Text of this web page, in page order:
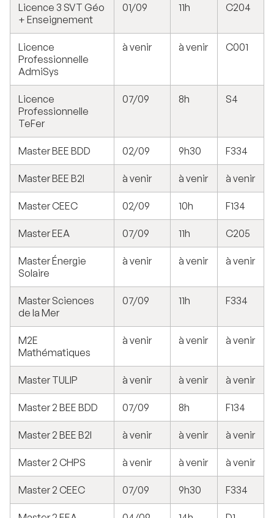
Licence 3 SVT Géo
+ Enseignement
01/09 11h C204
Licence
Professionnelle
AdmiSys
à venir à venir C001
Licence
Professionnelle
TeFer
07/09 8h S4
Master BEE BDD 02/09 9h30 F334
Master BEE B2I à venir à venir à venir
Master CEEC 02/09 10h F134
Master EEA 07/09 11h C205
Master Énergie
Solaire
à venir à venir à venir
Master Sciences
de la Mer
07/09 11h F334
M2E
Mathématiques
à venir à venir à venir
Master TULIP à venir à venir à venir
Master 2 BEE BDD 07/09 8h F134
Master 2 BEE B2I à venir à venir à venir
Master 2 CHPS à venir à venir à venir
Master 2 CEEC 07/09 9h30 F334